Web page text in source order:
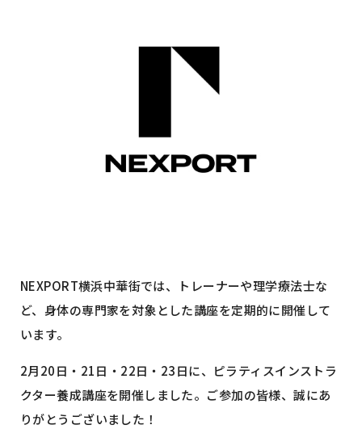
NEXPORT横浜中華街では、トレーナーや理学療法士な
ど、身体の専門家を対象とした講座を定期的に開催して
います。
2月20日・21日・22日・23日に、ピラティスインストラ
クター養成講座を開催しました。ご参加の皆様、誠にあ
りがとうございました！